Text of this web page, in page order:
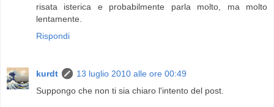
risata isterica e probabilmente parla molto, ma molto
lentamente.
Rispondi
kurdt
13 luglio 2010 alle ore 00:49
Suppongo che non ti sia chiaro l'intento del post.